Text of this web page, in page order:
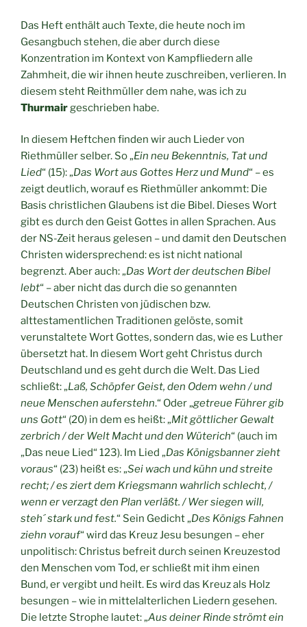
Das Heft enthält auch Texte, die heute noch im
Gesangbuch stehen, die aber durch diese
Konzentration im Kontext von Kampfliedern alle
Zahmheit, die wir ihnen heute zuschreiben, verlieren. In
diesem steht Reithmüller dem nahe, was ich zu
Thurmair geschrieben habe.
In diesem Heftchen finden wir auch Lieder von
Riethmüller selber. So „Ein neu Bekenntnis, Tat und
Lied“ (15): „Das Wort aus Gottes Herz und Mund“ – es
zeigt deutlich, worauf es Riethmüller ankommt: Die
Basis christlichen Glaubens ist die Bibel. Dieses Wort
gibt es durch den Geist Gottes in allen Sprachen. Aus
der NS-Zeit heraus gelesen – und damit den Deutschen
Christen widersprechend: es ist nicht national
begrenzt. Aber auch: „Das Wort der deutschen Bibel
lebt“ – aber nicht das durch die so genannten
Deutschen Christen von jüdischen bzw.
alttestamentlichen Traditionen gelöste, somit
verunstaltete Wort Gottes, sondern das, wie es Luther
übersetzt hat. In diesem Wort geht Christus durch
Deutschland und es geht durch die Welt. Das Lied
schließt: „Laß, Schöpfer Geist, den Odem wehn / und
neue Menschen auferstehn.“ Oder „getreue Führer gib
uns Gott“ (20) in dem es heißt: „Mit göttlicher Gewalt
zerbrich / der Welt Macht und den Wüterich“ (auch im
„Das neue Lied“ 123). Im Lied „Das Königsbanner zieht
voraus“ (23) heißt es: „Sei wach und kühn und streite
recht; / es ziert dem Kriegsmann wahrlich schlecht, /
wenn er verzagt den Plan verläßt. / Wer siegen will,
steh´ stark und fest.“ Sein Gedicht „Des Königs Fahnen
ziehn vorauf“ wird das Kreuz Jesu besungen – eher
unpolitisch: Christus befreit durch seinen Kreuzestod
den Menschen vom Tod, er schließt mit ihm einen
Bund, er vergibt und heilt. Es wird das Kreuz als Holz
besungen – wie in mittelalterlichen Liedern gesehen.
Die letzte Strophe lautet: „Aus deiner Rinde strömt ein